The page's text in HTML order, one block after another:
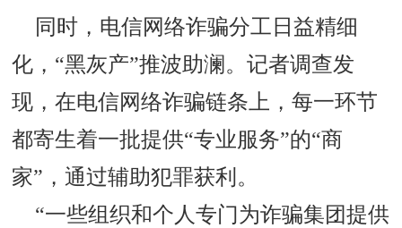
同时，电信网络诈骗分工日益精细
化，“黑灰产”推波助澜。记者调查发
现，在电信网络诈骗链条上，每一环节
都寄生着一批提供“专业服务”的“商
家”，通过辅助犯罪获利。
“一些组织和个人专门为诈骗集团提供